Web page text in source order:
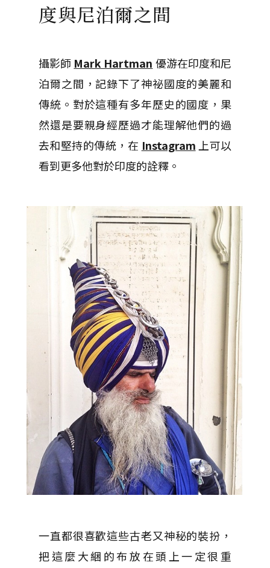
度與尼泊爾之間
攝影師 Mark Hartman 優游在印度和尼
泊爾之間，記錄下了神祕國度的美麗和
傳統。對於這種有多年歷史的國度，果
然還是要親身經歷過才能理解他們的過
去和堅持的傳統，在 Instagram 上可以
看到更多他對於印度的詮釋。
一直都很喜歡這些古老又神秘的裝扮，
把這麼大綑的布放在頭上一定很重